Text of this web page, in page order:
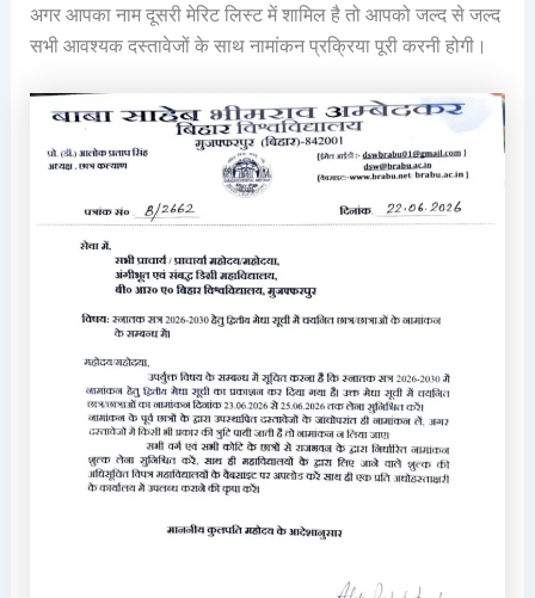
अगर आपका नाम दूसरी मेरिट लिस्ट में शामिल है तो आपको जल्द से जल्द
सभी आवश्यक दस्तावेजों के साथ नामांकन प्रक्रिया पूरी करनी होगी।